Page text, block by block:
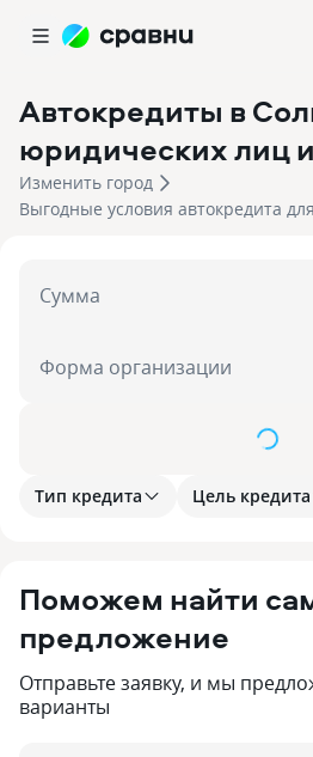
Автокредиты в
юридических лиц
Изменить город
Выгодные условия автокредита
Сумма
Форма организации
Показать
Тип кредита Цель кредита
Поможем найти
предложение
Отправьте заявку, и мы
варианты